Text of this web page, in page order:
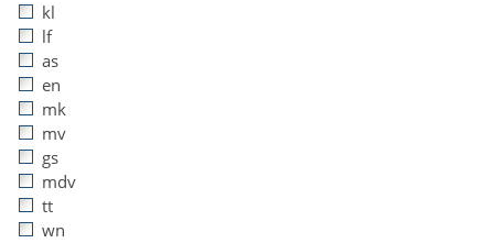
kl
lf
as
en
mk
mv
gs
mdv
tt
wn